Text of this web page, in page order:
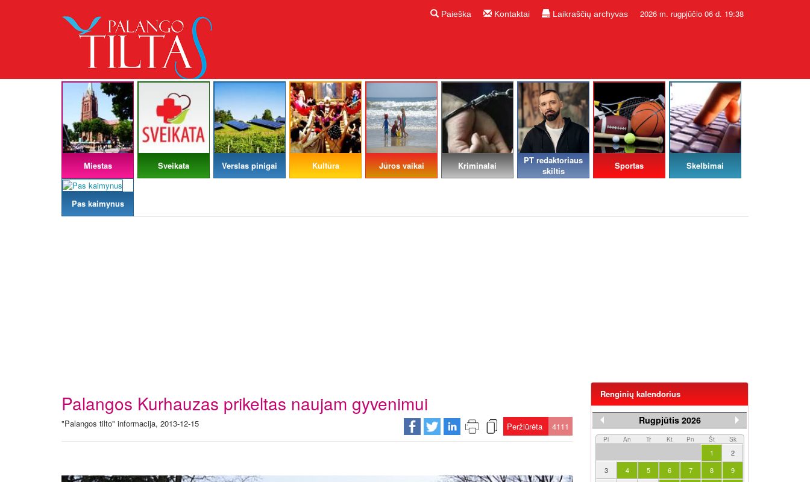
Paieška Kontaktai Laikraščių archyvas 2026 m. rugpjūčio 06 d. 19:38
Miestas Sveikata Verslas pinigai Kultūra Jūros vaikai Kriminalai
PT redaktoriaus
skiltis
Sportas Skelbimai
Pas kaimynus
Palangos Kurhauzas prikeltas naujam gyvenimui
"Palangos tilto" informacija, 2013-12-15 Peržiūrėta 4111
Renginių kalendorius
Rugpjūtis 2026
Pi An Tr Kt Pn Št Sk
1
2
3
4 5 6 7 8
9